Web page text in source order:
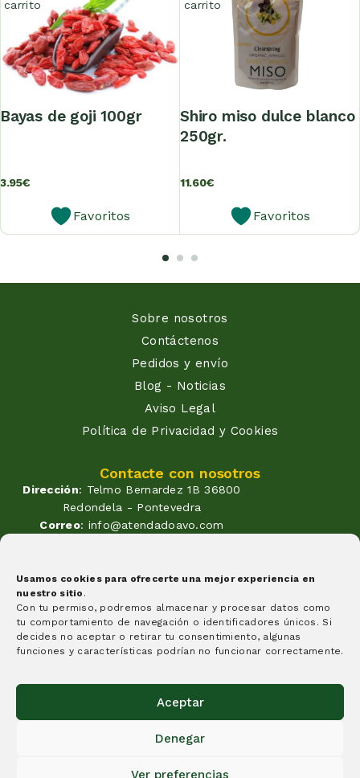
Usamos cookies para ofrecerte una mejor experiencia en
nuestro sitio .
Con tu permiso, podremos almacenar y procesar datos como
tu comportamiento de navegación o identificadores únicos. Si
decides no aceptar o retirar tu consentimiento, algunas
funciones y características podrían no funcionar correctamente.
Aceptar
Denegar
Ver preferencias
bayas de goji 100gr
3.95€
Favoritos
carrito
shiro miso dulce blanco
250gr.
11.60€
Favoritos
carrito
Sobre nosotros
Contáctenos
Pedidos y envío
Blog - Noticias
Aviso Legal
Política de Privacidad y Cookies
Creemos que algunas cosas tienen que cambiar y esta
Contacte con nosotros
Dirección: Telmo Bernardez 1B 36800
Redondela - Pontevedra
Correo: info@atendadoavo.com
Horario: Lunes a Viernes de
09:30 a 14:00 y de 17:00 a 20:00
Sabados de 09:30 a 14:00
Formas de pago